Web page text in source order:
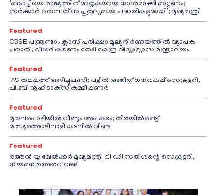
‘കൊച്ചിയെ രാജ്യത്തിന് മാതൃകയായ നഗരമാക്കി മാറ്റണം;
സർക്കാർ വരുന്നത് സ്വപ്നതുല്യമായ പദ്ധതികളുമായി’; മുഖ്യമന്ത്രി
Featured
CBSE പന്ത്രണ്ടാം ക്ലാസ് പരീക്ഷാ മൂല്യനിർണയത്തിൽ വ്യാപക
പരാതി; വിശദീകരണം തേടി കേന്ദ്ര വിദ്യാഭ്യാസ മന്ത്രാലയം
Featured
IAS തലപ്പത്ത് അഴിച്ചുപണി; പട്ടീല്‍ അജിത് ധനവകുപ്പ് സെക്രട്ടറി,
പി.ബി നൂഹ് ടാക്‌സ് കമ്മീഷണര്‍
Featured
മുതലപൊഴിയിൽ വീണ്ടും അപകടം; തിരയിൽപ്പെട്ട്
മത്സ്യത്തൊഴിലാളി കടലിൽ വീണു
Featured
രത്തന്‍ യു ഖേല്‍ക്കര്‍ മുഖ്യമന്ത്രി വി ഡി സതീശന്റെ സെക്രട്ടറി,
നിയമന ഉത്തരവിറങ്ങി